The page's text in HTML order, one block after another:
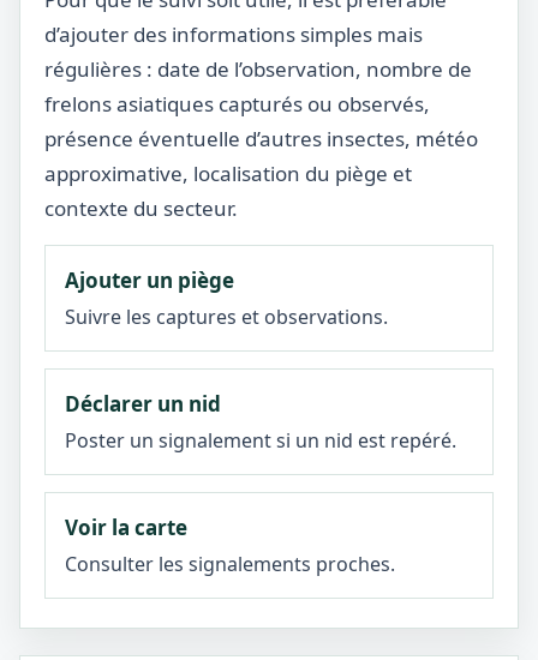
d’ajouter des informations simples mais
régulières : date de l’observation, nombre de
frelons asiatiques capturés ou observés,
présence éventuelle d’autres insectes, météo
approximative, localisation du piège et
contexte du secteur.
Ajouter un piège
Suivre les captures et observations.
Déclarer un nid
Poster un signalement si un nid est repéré.
Voir la carte
Consulter les signalements proches.